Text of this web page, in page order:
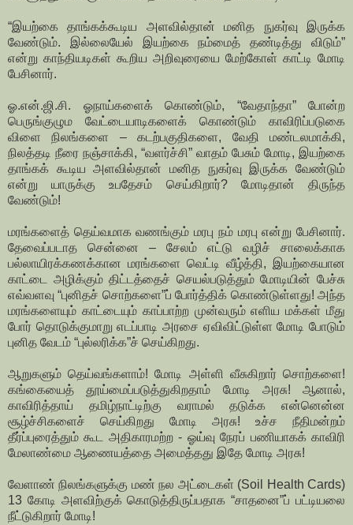
“இயற்கை தாங்கக்கூடிய அளவில்தான் மனித நுகர்வு இருக்க
வேண்டும். இல்லையேல் இயற்கை நம்மைத் தண்டித்து விடும்”
என்று காந்தியடிகள் கூறிய அறிவுரையை மேற்கோள் காட்டி மோடி
பேசினார்.
ஓ.என்.ஜி.சி. ஓநாய்களைக் கொண்டும், “வேதாந்தா” போன்ற
பெருங்குழும வேட்டையாடிகளைக் கொண்டும் காவிரிப்படுகை
விளை நிலங்களை – கடற்பகுதிகளை, வேதி மண்டலமாக்கி,
நிலத்தடி நீரை நஞ்சாக்கி, “வளர்ச்சி” வாதம் பேசும் மோடி, இயற்கை
தாங்கக் கூடிய அளவில்தான் மனித நுகர்வு இருக்க வேண்டும்
என்று யாருக்கு உபதேசம் செய்கிறார்? மோடிதான் திருந்த
வேண்டும்!
மரங்களைத் தெய்வமாக வணங்கும் மரபு நம் மரபு என்று பேசினார்.
தேவைப்படாத சென்னை – சேலம் எட்டு வழிச் சாலைக்காக
பல்லாயிரக்கணக்கான மரங்களை வெட்டி வீழ்த்தி, இயற்கையான
காட்டை அழிக்கும் திட்டத்தைச் செயல்படுத்தும் மோடியின் பேச்சு
எவ்வளவு “புனிதச் சொற்களை”ப் போர்த்திக் கொண்டுள்ளது! அந்த
மரங்களையும் காட்டையும் காப்பாற்ற முன்வரும் எளிய மக்கள் மீது
போர் தொடுக்குமாறு எடப்பாடி அரசை ஏவிவிட்டுள்ள மோடி போடும்
புனித வேடம் “புல்லரிக்க”ச் செய்கிறது.
ஆறுகளும் தெய்வங்களாம்! மோடி அள்ளி வீசுகிறார் சொற்களை!
கங்கையைத் தூய்மைப்படுத்துகிறதாம் மோடி அரசு! ஆனால்,
காவிரித்தாய் தமிழ்நாட்டிற்கு வராமல் தடுக்க என்னென்ன
சூழ்ச்சிகளைச் செய்கிறது மோடி அரசு! உச்ச நீதிமன்றம்
தீர்ப்புரைத்தும் கூட அதிகாரமற்ற - ஓய்வு நேரப் பணியாகக் காவிரி
மேலாண்மை ஆணையத்தை அமைத்தது இதே மோடி அரசு!
வேளாண் நிலங்களுக்கு மண் நல அட்டைகள் (Soil Health Cards)
13 கோடி அளவிற்குக் கொடுத்திருப்பதாக “சாதனை”ப் பட்டியலை
நீட்டுகிறார் மோடி!